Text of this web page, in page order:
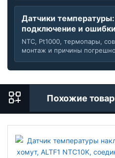
Датчики
подключение и
NTC, Pt1000, термопары,
монтаж и причины
Похожие